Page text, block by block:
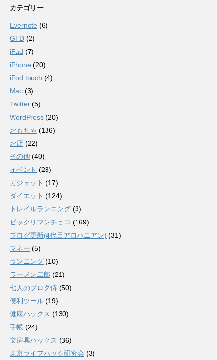
カテゴリー
Evernote (6)
GTD (2)
iPad (7)
iPhone (20)
iPod touch (4)
Mac (3)
Twitter (5)
WordPress (20)
おもちゃ (136)
お店 (22)
その他 (40)
イベント (28)
ガジェット (17)
ダイエット (124)
トレイルランニング (3)
ビックリマンチョコ (169)
ブログ更新(4代目アロハニアン) (31)
マネー (5)
ランニング (10)
ラーメン二郎 (21)
七人のブログ侍 (50)
便利ツール (19)
健康ハックス (130)
手帳 (24)
文房具ハックス (36)
東京ライフハック研究会 (3)